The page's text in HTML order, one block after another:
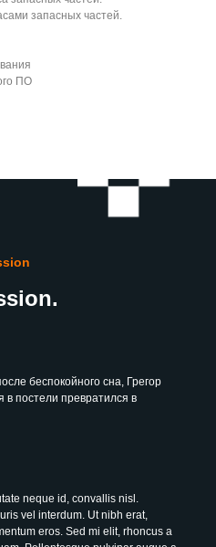
запасных частей.
ПО
беспокойного сна, Грегор
в постели превратился в
neque id, convallis nisl.
vel interdum. Ut nibh erat,
eros. Sed mi elit, rhoncus a